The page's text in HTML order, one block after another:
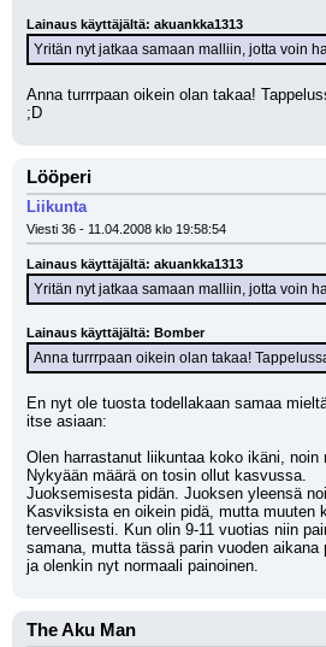
Lainaus käyttäjältä: akuankka1313
Yritän nyt jatkaa samaan malliin, jotta voin
Anna turrrpaan oikein olan takaa!
;D
Lööperi
Liikunta
Viesti 36 - 11.04.2008 klo 19:58:54
Lainaus käyttäjältä: akuankka1313
Yritän nyt jatkaa samaan malliin, jotta voin
Lainaus käyttäjältä: Bomber
Anna turrrpaan oikein olan takaa!
En nyt ole tuosta todellakaan samaa
itse asiaan:
Olen harrastanut liikuntaa koko ikäni, noin
Nykyään määrä on tosin ollut kasvussa.
Juoksemisesta pidän. Juoksen yleensä
Kasviksista en oikein pidä, mutta muuten
terveellisesti. Kun olin 9-11 vuotias niin
samana, mutta tässä parin vuoden aikana
ja olenkin nyt normaali painoinen.
The Aku Man